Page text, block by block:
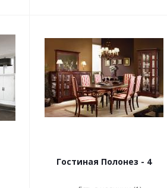
Гостиная Полонез - 4